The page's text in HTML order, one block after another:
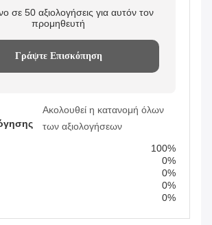
σε 50 αξιολογήσεις για αυτόν τον
προμηθευτή
Γράψτε Επισκόπηση
Ακολουθεί η κατανομή όλων
των αξιολογήσεων
100%
0%
0%
0%
0%